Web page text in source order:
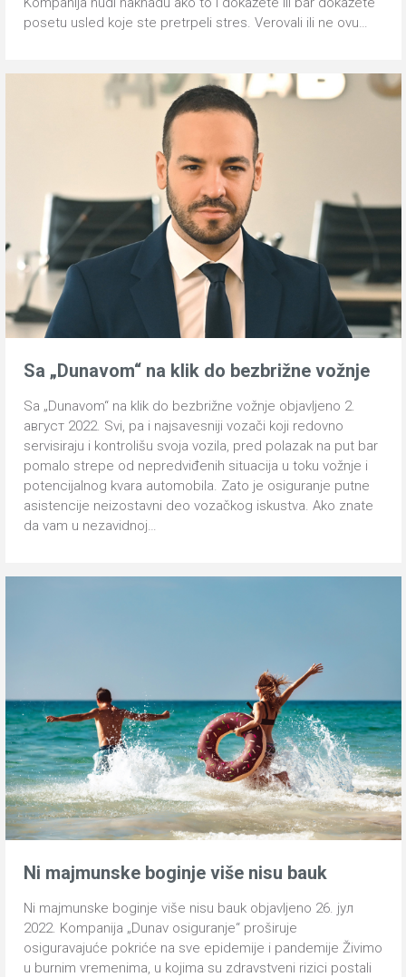
posetu usled koje ste pretrpeli stres. Verovali ili ne ovu…
Sa „Dunavom“ na klik do bezbrižne vožnje
Sa „Dunavom“ na klik do bezbrižne vožnje objavljeno 2.
август 2022. Svi, pa i najsavesniji vozači koji redovno
servisiraju i kontrolišu svoja vozila, pred polazak na put bar
pomalo strepe od nepredviđenih situacija u toku vožnje i
potencijalnog kvara automobila. Zato je osiguranje putne
asistencije neizostavni deo vozačkog iskustva. Ako znate
da vam u nezavidnoj…
Ni majmunske boginje više nisu bauk
Ni majmunske boginje više nisu bauk objavljeno 26. јул
2022. Kompanija „Dunav osiguranje“ proširuje
osiguravajuće pokriće na sve epidemije i pandemije Živimo
u burnim vremenima, u kojima su zdravstveni rizici postali